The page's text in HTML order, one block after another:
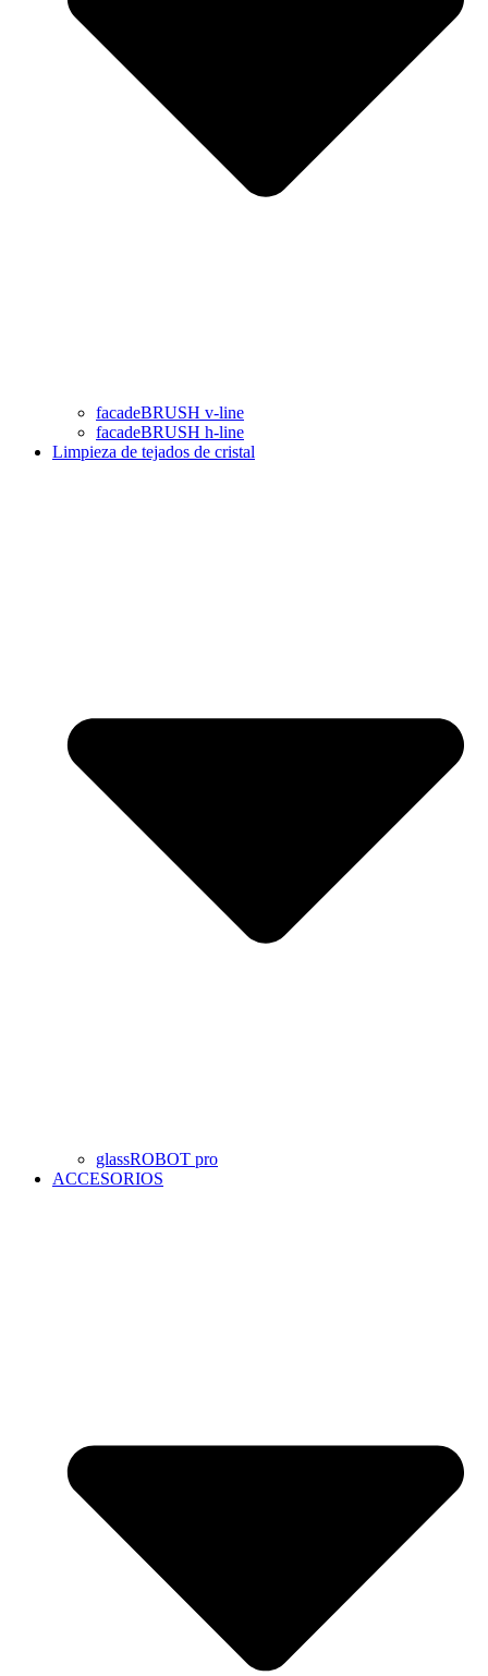
facadeBRUSH v-line
facadeBRUSH h-line
Limpieza de tejados de cristal
glassROBOT pro
ACCESORIOS